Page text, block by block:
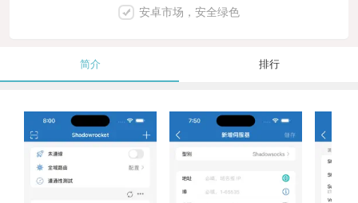
安卓市场，安全绿色
简介 排行